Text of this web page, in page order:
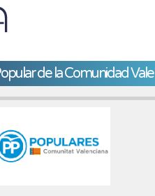
de la Comunidad